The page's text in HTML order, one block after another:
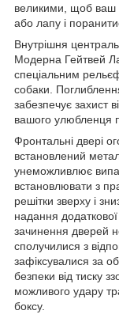
великими, щоб ваш
або лапу і
Внутрішня
Модерна Гейтвей
спеціальним
собаки.
забезпечує захист
вашого улюбленця
Фронтальні двері
встановлений
унеможливлює
встановлювати з
решітки зверху і
надання додаткової
зачинення дверей
сполучилися з
зафіксувалися за
безпеки від тиску
можливого удару
боксу.